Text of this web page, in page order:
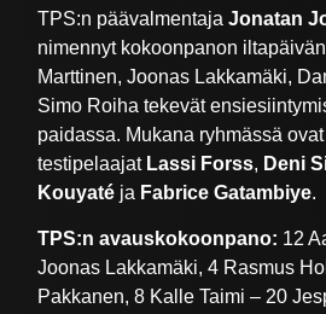
TPS:n päävalmentajaJonatan
nimennyt kokoonpanon
Marttinen, Joonas Lakkamäki,
Simo Roiha tekevät
paidassa. Mukana ryhmässä
testipelaajat Lassi Forss, Deni
Kouyaté ja Fabrice Gatambiye.
TPS:n avauskokoonpano: 12
Joonas Lakkamäki, 4 Rasmus
Pakkanen, 8 Kalle Taimi – 20